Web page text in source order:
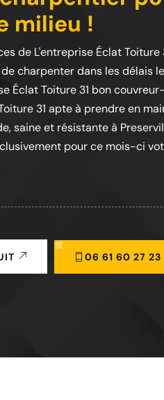
milieu !
de L'entreprise Éclat
charpenter dans les délais
Éclat Toiture 31 bon
31 apte à prendre en
saine et résistante à
pour ce mois-ci
06 61 60 27 23